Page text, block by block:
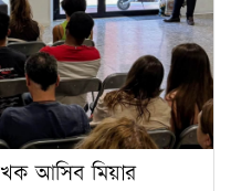
আসিব মিয়ার